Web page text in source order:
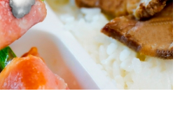
供予台灣大哥大進項蒐集、處理及利用，
需資料之確認、核對及更正。
連結： https://oppay.tw/userRule
享後付 」之結帳頁面顯示為準，若有關於
款等相關疑問，請聯繫「AFTEE先享後付
support/home
提供之「AFTEE先享後付」服務完成之交
個人資料，並將交易相關給付款項請求債
旁) 即日起不提供京站紙袋，取件時
現場詢問